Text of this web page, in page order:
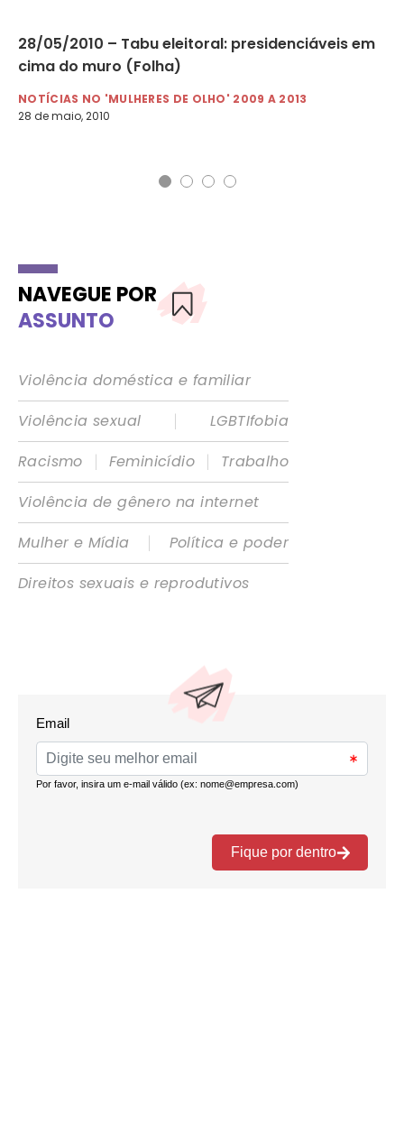
28/05/2010 – Tabu eleitoral: presidenciáveis em
cima do muro (Folha)
NOTÍCIAS NO 'MULHERES DE OLHO' 2009 A 2013
28 de maio, 2010
NAVEGUE POR
ASSUNTO
Violência doméstica e familiar
Violência sexual
|
LGBTIfobia
Racismo
| Feminicídio |
Trabalho
Violência de gênero na internet
Mulher e Mídia
|
Política e poder
Direitos sexuais e reprodutivos